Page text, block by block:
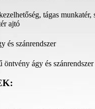
tágas munkatér,
ajtó
és szánrendszer
öntvény ágy és szánrendszer